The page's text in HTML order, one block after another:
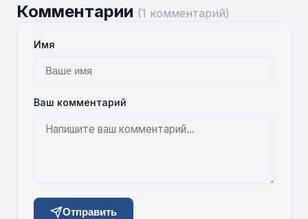
Комментарии (1 комментарий)
Имя
Ваш комментарий
Отправить